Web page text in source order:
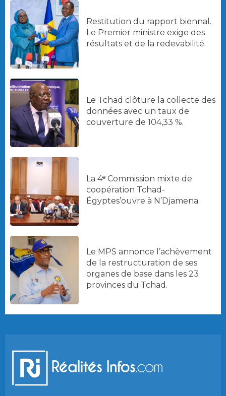
Restitution du rapport biennal.
Le Premier ministre exige des
résultats et de la redevabilité.
Le Tchad clôture la collecte des
données avec un taux de
couverture de 104,33 %.
La 4ᵉ Commission mixte de
coopération Tchad-
Égyptes’ouvre à N’Djamena.
Le MPS annonce l’achèvement
de la restructuration de ses
organes de base dans les 23
provinces du Tchad.